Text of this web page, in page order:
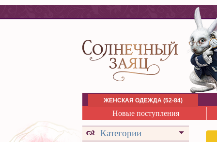
ЖЕНСКАЯ ОДЕЖДА (52-84)
Новые поступления
Категории